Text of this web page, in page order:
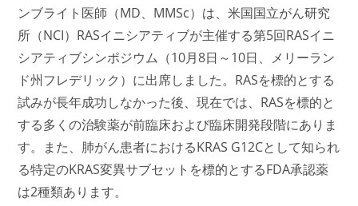
ンブライト医師（MD、MMSc）は、米国国立がん研究
所（NCI）RASイニシアティブが主催する第5回RASイニ
シアティブシンポジウム（10月8日～10日、メリーラン
ド州フレデリック）に出席しました。RASを標的とする
試みが長年成功しなかった後、現在では、RASを標的と
する多くの治験薬が前臨床および臨床開発段階にありま
す。また、肺がん患者におけるKRAS G12Cとして知られ
る特定のKRAS変異サブセットを標的とするFDA承認薬
は2種類あります。